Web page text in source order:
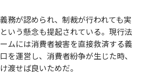
務が認められ、制裁が行われても実
いう懸念も提起されている。現行法
ムには消費者被害を直接救済する義
を運営し、消費者紛争が生じた時、
渡せば良いためだ。